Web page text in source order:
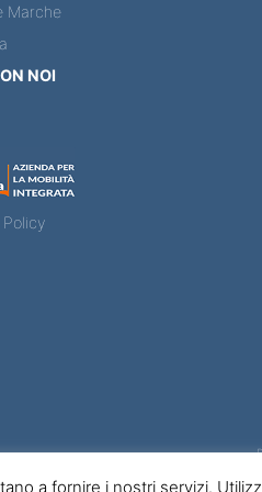
Marche
NOI
a fornire i nostri servizi.